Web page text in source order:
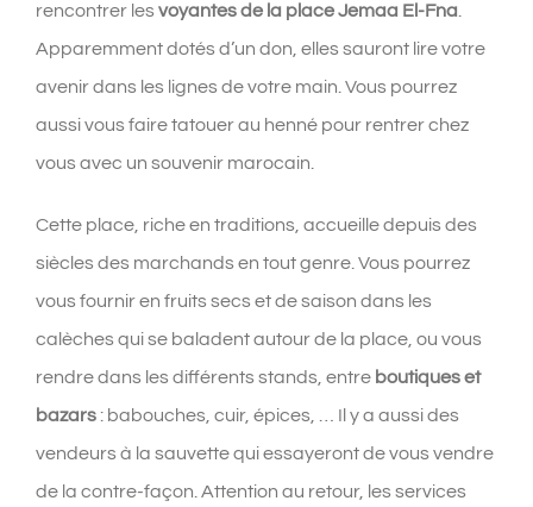
rencontrer lesvoyantes de la place Jemaa El-Fna
Apparemment dotés d’un don, elles sauront lire votre
avenir dans les lignes de votre main. Vous pourrez
aussi vous faire tatouer au henné pour rentrer chez
vous avec un souvenir marocain.
Cette place, riche en traditions, accueille depuis des
siècles des marchands en tout genre. Vous pourrez
vous fournir en fruits secs et de saison dans les
calèches qui se baladent autour de la place, ou vous
rendre dans les différents stands, entre boutiques et
bazars : babouches, cuir, épices, … Il y a aussi des
vendeurs à la sauvette qui essayeront de vous vendre
de la contre-façon. Attention au retour, les services